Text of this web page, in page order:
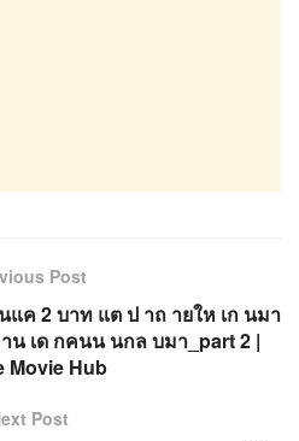
Post
แค 2 บาท แต ป าถ ายให เก นมา
เด กคนน นกล บมา_part 2 |
Movie Hub
Post